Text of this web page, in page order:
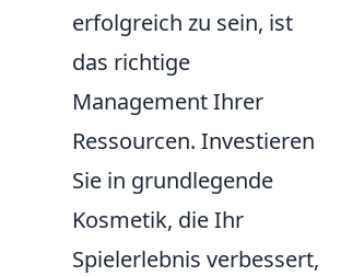
erfolgreich zu sein, ist
das richtige
Management Ihrer
Ressourcen. Investieren
Sie in grundlegende
Kosmetik, die Ihr
Spielerlebnis verbessert,